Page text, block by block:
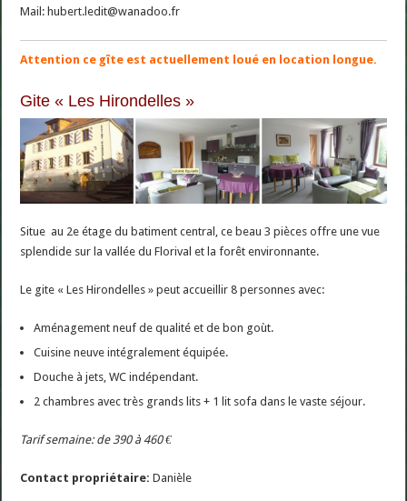
Mail: hubert.ledit@wanadoo.fr
Attention ce gîte est actuellement loué en location longue.
Gite « Les Hirondelles »
Situe au 2e étage du batiment central, ce beau 3 pièces offre une vue
splendide sur la vallée du Florival et la forêt environnante.
Le gite « Les Hirondelles » peut accueillir 8 personnes avec:
Aménagement neuf de qualité et de bon goùt.
Cuisine neuve intégralement équipée.
Douche à jets, WC indépendant.
2 chambres avec très grands lits + 1 lit sofa dans le vaste séjour.
Tarif semaine: de 390 à 460 €
Contact propriétaire: Danièle